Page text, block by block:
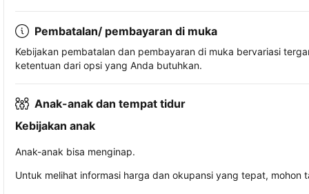
Pembatalan/ pembayaran di muka
Kebijakan pembatalan dan pembayaran di muka bervariasi
ketentuan dari opsi yang Anda butuhkan.
Anak-anak dan tempat tidur
Kebijakan anak
Anak-anak bisa menginap.
Untuk melihat informasi harga dan okupansi yang tepat,